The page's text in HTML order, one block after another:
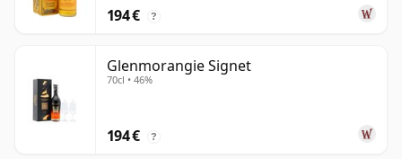
194 € ?
Glenmorangie Signet
70cl • 46%
194 € ?